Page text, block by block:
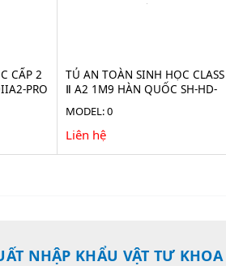
CẤP 2
PRO
TỦ AN TOÀN SINH HỌC CLASS
Ⅱ A2 1M9 HÀN QUỐC SH-HD-
MODEL: 0
Liên hệ
NHẬP KHẨU VẬT TƯ KHOA